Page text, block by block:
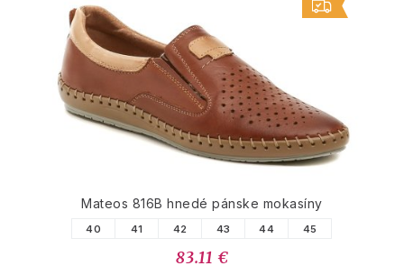
Mateos 816B hnedé pánske mokasíny
40 41 42 43 44 45
83.11 €